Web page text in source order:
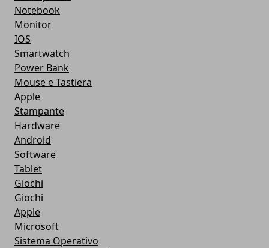
Notebook
Monitor
IOS
Smartwatch
Power Bank
Mouse e Tastiera
Apple
Stampante
Hardware
Android
Software
Tablet
Giochi
Giochi
Apple
Microsoft
Sistema Operativo